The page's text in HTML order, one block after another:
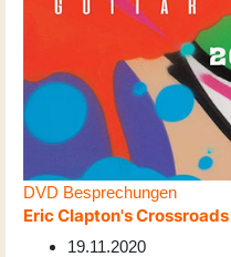
DVD Besprechungen
Eric Clapton's
19.11.2020